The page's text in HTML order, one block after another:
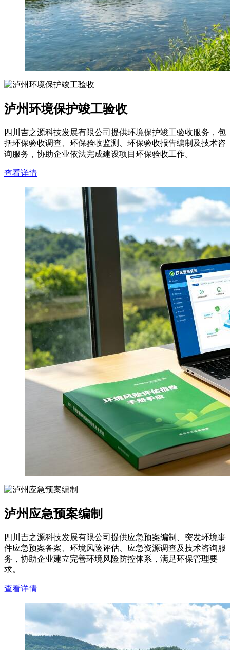
泸州环境保护竣工验收
四川吉之源科技发展有限公司提供环境保护竣工验收服务，包
括环保验收调查、环保验收监测、环保验收报告编制及技术咨
询服务，协助企业依法完成建设项目环保验收工作。
查看详情
泸州应急预案编制
四川吉之源科技发展有限公司提供应急预案编制、突发环境事
件应急预案备案、环境风险评估、应急资源调查及技术咨询服
务，协助企业建立完善环境风险防控体系，满足环保管理要
求。
查看详情